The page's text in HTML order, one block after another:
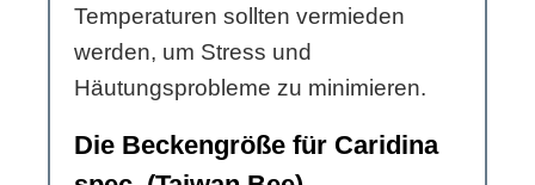
Temperaturen sollten vermieden
werden, um Stress und
Häutungsprobleme zu minimieren.
Die Beckengröße für Caridina